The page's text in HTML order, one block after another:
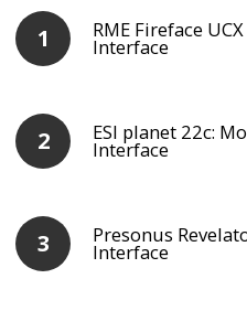
RME Fireface
Interface
ESI planet 22c:
Interface
Presonus
Interface